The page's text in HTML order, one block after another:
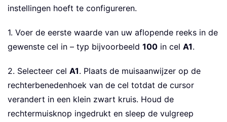
instellingen hoeft te configureren.
1. Voer de eerste waarde van uw aflopende reeks in de
gewenste cel in – typ bijvoorbeeld 100 in cel A1.
2. Selecteer cel A1. Plaats de muisaanwijzer op de
rechterbenedenhoek van de cel totdat de cursor
verandert in een klein zwart kruis. Houd de
rechtermuisknop ingedrukt en sleep de vulgreep